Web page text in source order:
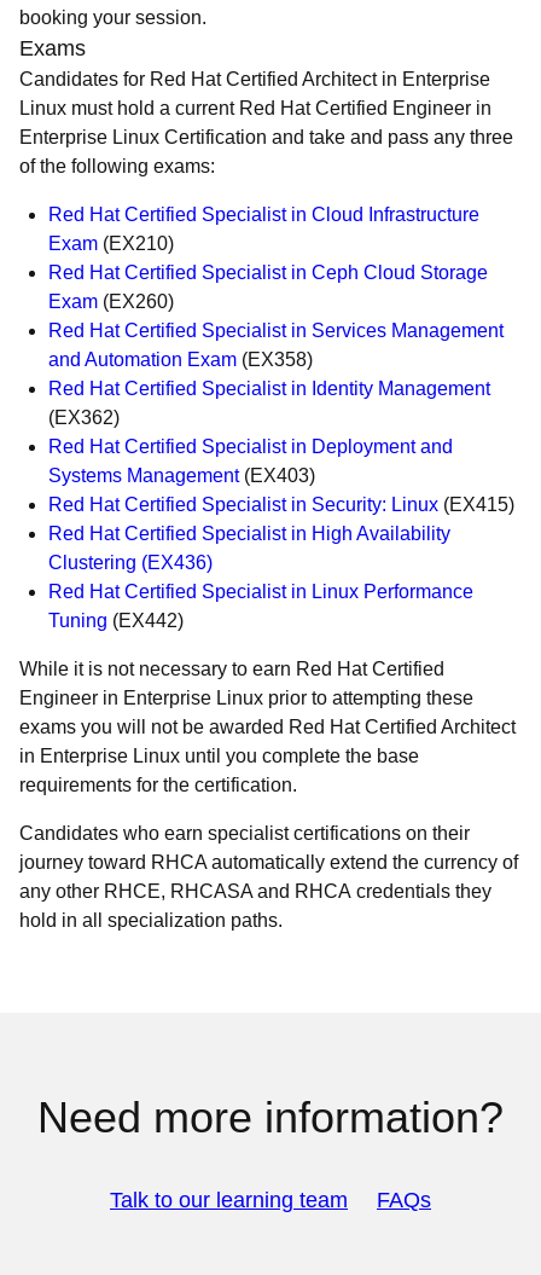
booking your session.
Exams
Candidates for Red Hat Certified Architect in Enterprise
Linux must hold a current Red Hat Certified Engineer in
Enterprise Linux Certification and take and pass any three
of the following exams:
Red Hat Certified Specialist in Cloud Infrastructure
Exam (EX210)
Red Hat Certified Specialist in Ceph Cloud Storage
Exam (EX260)
Red Hat Certified Specialist in Services Management
and Automation Exam (EX358)
Red Hat Certified Specialist in Identity Management
(EX362)
Red Hat Certified Specialist in Deployment and
Systems Management(EX403)
Red Hat Certified Specialist in Security: Linux (EX415)
Red Hat Certified Specialist in High Availability
Clustering (EX436)
Red Hat Certified Specialist in Linux Performance
Tuning (EX442)
While it is not necessary to earn Red Hat Certified
Engineer in Enterprise Linux prior to attempting these
exams you will not be awarded Red Hat Certified Architect
in Enterprise Linux until you complete the base
requirements for the certification.
Candidates who earn specialist certifications on their
journey toward RHCA automatically extend the currency of
any other RHCE, RHCASA and RHCA credentials they
hold in all specialization paths.
Need more information?
Talk to our learning team FAQs